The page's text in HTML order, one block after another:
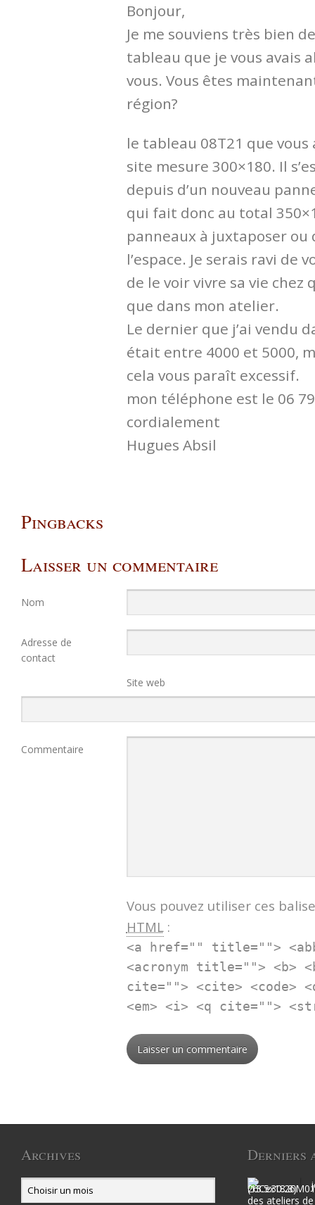
Bonjour,
Je me souviens très bien
tableau que je vous avais
vous. Vous êtes
région?
le tableau 08T21 que vous
site mesure 300×180. Il
depuis d’un nouveau
qui fait donc au total
panneaux à juxtaposer ou
l’espace. Je serais ravi de
de le voir vivre sa vie chez
que dans mon atelier.
Le dernier que j’ai vendu
était entre 4000 et 5000,
cela vous paraît excessif.
mon téléphone est le 06
cordialement
Hugues Absil
Pingbacks
Laisser un commentaire
Nom
Adresse de
contact
Site web
Commentaire
Vous pouvez utiliser ces
HTML:
<a href="" title="">
<acronym title=""> <b>
cite=""> <cite> <code>
<em> <i> <q cite="">
Archives Derniers
des ateliers